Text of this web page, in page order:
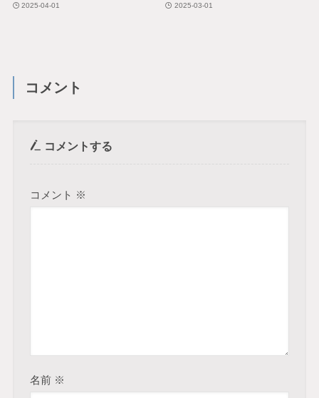
2025-04-01 2025-03-01
コメント
コメントする
コメント ※
名前 ※